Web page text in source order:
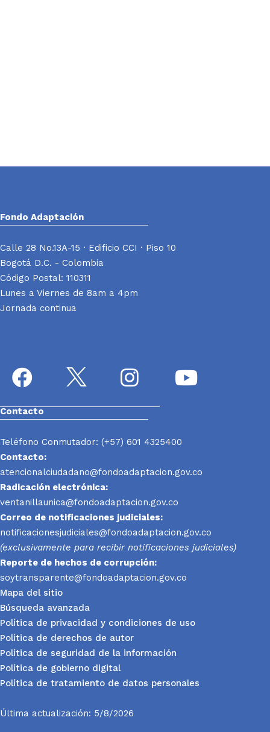
Fondo Adaptación
Calle 28 No.13A-15 · Edificio CCI · Piso 10
Bogotá D.C. - Colombia
Código Postal: 110311
Lunes a Viernes de 8am a 4pm
Jornada continua
Contacto
Teléfono Conmutador: (+57) 601 4325400
Contacto:
atencionalciudadano@fondoadaptacion.gov.co
Radicación electrónica:
ventanillaunica@fondoadaptacion.gov.co
Correo de notificaciones judiciales:
notificacionesjudiciales@fondoadaptacion.gov.co
(exclusivamente para recibir notificaciones judiciales)
Reporte de hechos de corrupción:
soytransparente@fondoadaptacion.gov.co
Mapa del sitio
Búsqueda avanzada
Política de privacidad y condiciones de uso
Política de derechos de autor
Política de seguridad de la información
Política de gobierno digital
Política de tratamiento de datos personales
Última actualización: 5/8/2026